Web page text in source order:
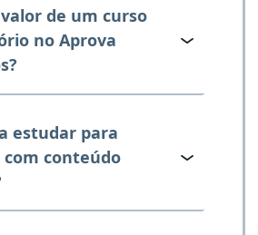
de um curso
no Aprova
estudar para
com conteúdo